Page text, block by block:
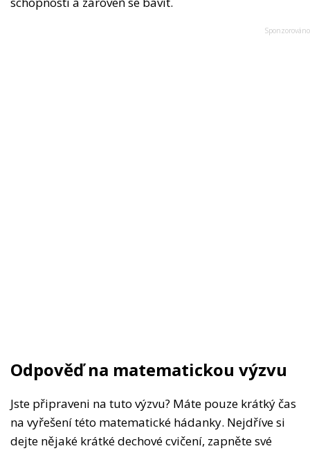
Odpověď na matematickou výzvu
Jste připraveni na tuto výzvu? Máte pouze krátký čas
na vyřešení této matematické hádanky. Nejdříve si
dejte nějaké krátké dechové cvičení, zapněte své